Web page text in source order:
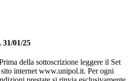
01/25
della sottoscrizione leggere il Set
internet www.unipol.it. Per ogni